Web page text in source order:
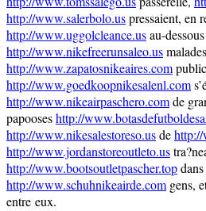
http://www.salerbolo.uspressaient, en
http://www.uggolcleance.usau-
http://www.nikefreerunsaleo.usmalades
http://www.zapatosnikeaires.com
http://www.goedkoopnikesalenl.com
http://www.nikeairpaschero.comde
papooseshttp://
http://www.nikesalestoreso.usde
http://www.jordanstoreoutleto.us
http://www.bootsoutletpascher.topdans
http://www.schuhnikeairde.com gens,
entre eux.